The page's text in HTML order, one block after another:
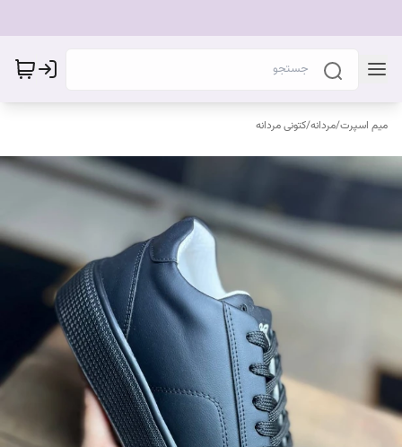
میم اسپرت/مردانه/کتونی مردانه